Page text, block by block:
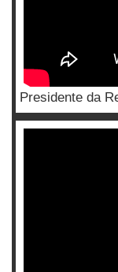
Presidente da